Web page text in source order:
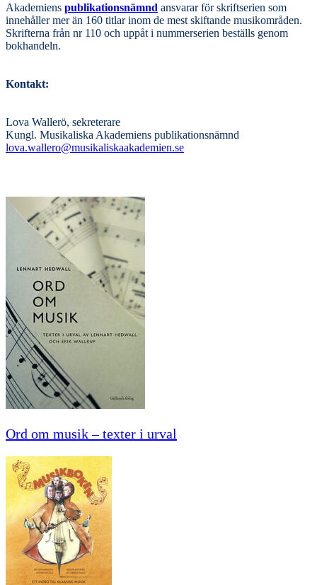
Akademiens publikationsnämnd ansvarar för skriftserien som
innehåller mer än 160 titlar inom de mest skiftande musikområden.
Skrifterna från nr 110 och uppåt i nummerserien beställs genom
bokhandeln.
Kontakt:
Lova Wallerö, sekreterare
Kungl. Musikaliska Akademiens publikationsnämnd
lova.wallero@musikaliskaakademien.se
Ord om musik – texter i urval